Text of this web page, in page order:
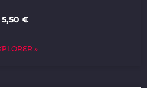
5,50 €
»